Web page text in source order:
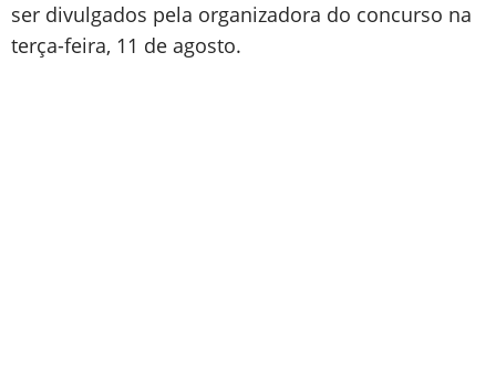
ser divulgados pela organizadora do concurso na
terça-feira, 11 de agosto.